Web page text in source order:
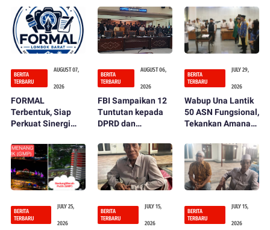
BERITA
TERBARU
AUGUST 07,
2026
FORMAL
Terbentuk, Siap
Perkuat Sinergi
Pemerintah
BERITA
TERBARU
AUGUST 06,
2026
FBI Sampaikan 12
Tuntutan kepada
DPRD dan
Kabupaten Lombok
Barat
BERITA
TERBARU
JULY 29,
2026
Wabup Una Lantik
50 ASN Fungsional,
Tekankan Amanah
dalam Bekerja
BERITA
TERBARU
JULY 25,
2026
BERITA
TERBARU
JULY 15,
2026
BERITA
TERBARU
JULY 15,
2026